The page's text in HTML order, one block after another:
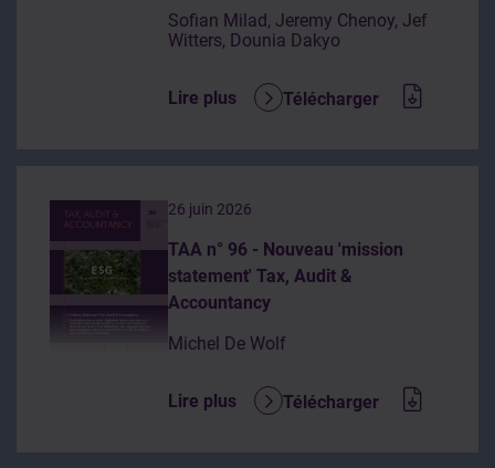
Sofian Milad, Jeremy Chenoy, Jef
Witters, Dounia Dakyo
Lire plus Télécharger
26 juin 2026
TAA n° 96 - Nouveau 'mission
statement' Tax, Audit &
Accountancy
Michel De Wolf
Lire plus Télécharger